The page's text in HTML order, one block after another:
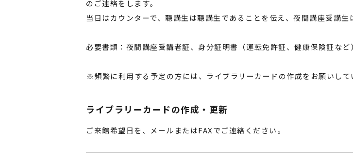
のご連絡をします。
当日はカウンターで、聴講生は聴講生であることを伝え、夜間講座受講生
必要書類：夜間講座受講者証、身分証明書（運転免許証、健康保険証など）
頻繁に利用する予定の方には、ライブラリーカードの作成をお願いして
ライブラリーカードの作成・更新
ご来館希望日を、メールまたはFAXでご連絡ください。